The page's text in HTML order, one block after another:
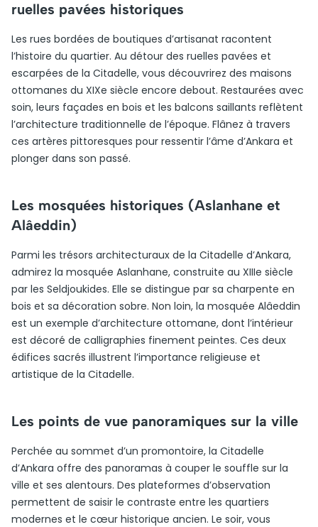
ruelles pavées historiques
Les rues bordées de boutiques d’artisanat racontent
l’histoire du quartier. Au détour des ruelles pavées et
escarpées de la Citadelle, vous découvrirez des maisons
ottomanes du XIXe siècle encore debout. Restaurées avec
soin, leurs façades en bois et les balcons saillants reflètent
l’architecture traditionnelle de l’époque. Flânez à travers
ces artères pittoresques pour ressentir l’âme d’Ankara et
plonger dans son passé.
Les mosquées historiques (Aslanhane et
Alâeddin)
Parmi les trésors architecturaux de la Citadelle d’Ankara,
admirez la mosquée Aslanhane, construite au XIIIe siècle
par les Seldjoukides. Elle se distingue par sa charpente en
bois et sa décoration sobre. Non loin, la mosquée Alâeddin
est un exemple d’architecture ottomane, dont l’intérieur
est décoré de calligraphies finement peintes. Ces deux
édifices sacrés illustrent l’importance religieuse et
artistique de la Citadelle.
Les points de vue panoramiques sur la ville
Perchée au sommet d’un promontoire, la Citadelle
d’Ankara offre des panoramas à couper le souffle sur la
ville et ses alentours. Des plateformes d’observation
permettent de saisir le contraste entre les quartiers
modernes et le cœur historique ancien. Le soir, vous